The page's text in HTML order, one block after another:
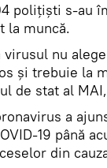
polițiști s-au
la muncă.
nu
și trebuie la
de stat al
a
19 până
din